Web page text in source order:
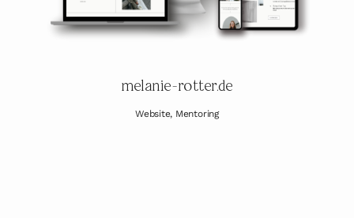
melanie-rotter.de
Website, Mentoring